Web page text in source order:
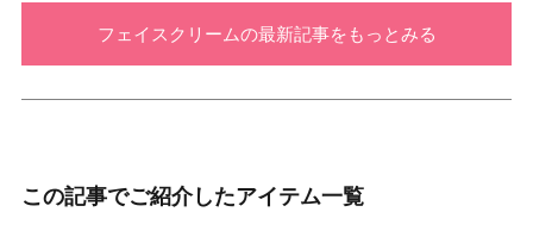
フェイスクリームの最新記事をもっとみる
この記事でご紹介したアイテム一覧